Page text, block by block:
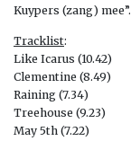
Kuypers (zang) mee”.
Tracklist:
Like Icarus (10.42)
Clementine (8.49)
Raining (7.34)
Treehouse (9.23)
May 5th (7.22)